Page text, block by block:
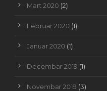
Mart 2020 (2)
Februar 2020 (1)
Januar 2020 (1)
Decembar 2019 (1)
Novembar 2019 (3)